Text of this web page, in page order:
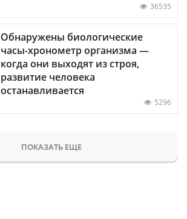
36535
Обнаружены биологические
часы-хронометр организма —
когда они выходят из строя,
развитие человека
останавливается
5296
ПОКАЗАТЬ ЕЩЕ